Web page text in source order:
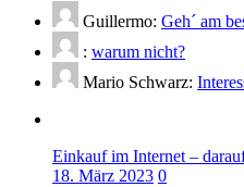
Guillermo: Geh´ am
: warum nicht?
Mario Schwarz:
Einkauf im Internet –
18. März 2023 0